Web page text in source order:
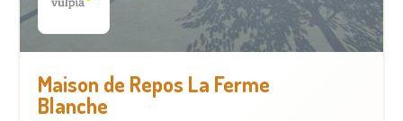
Maison de Repos La Ferme
Blanche